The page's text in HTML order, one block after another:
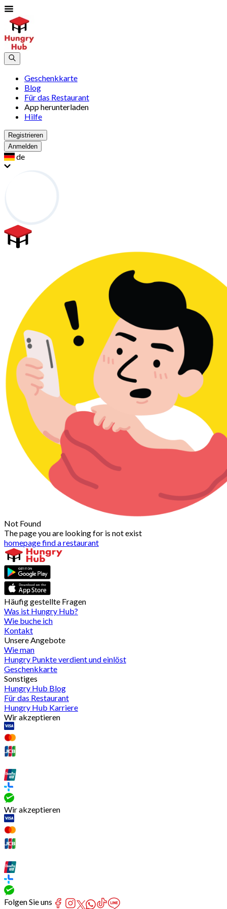
Geschenkkarte
Blog
Für das Restaurant
App herunterladen
Hilfe
Registrieren
Anmelden
de
Not Found
The page you are looking for is not exist
homepagefind a restaurant
Häufig gestellte Fragen
Was ist Hungry Hub?
Wie buche ich
Kontakt
Unsere Angebote
Wie man
Hungry Punkte verdient und einlöst
Geschenkkarte
Sonstiges
Hungry Hub Blog
Für das Restaurant
Hungry Hub Karriere
Wir akzeptieren
Wir akzeptieren
Folgen Sie uns